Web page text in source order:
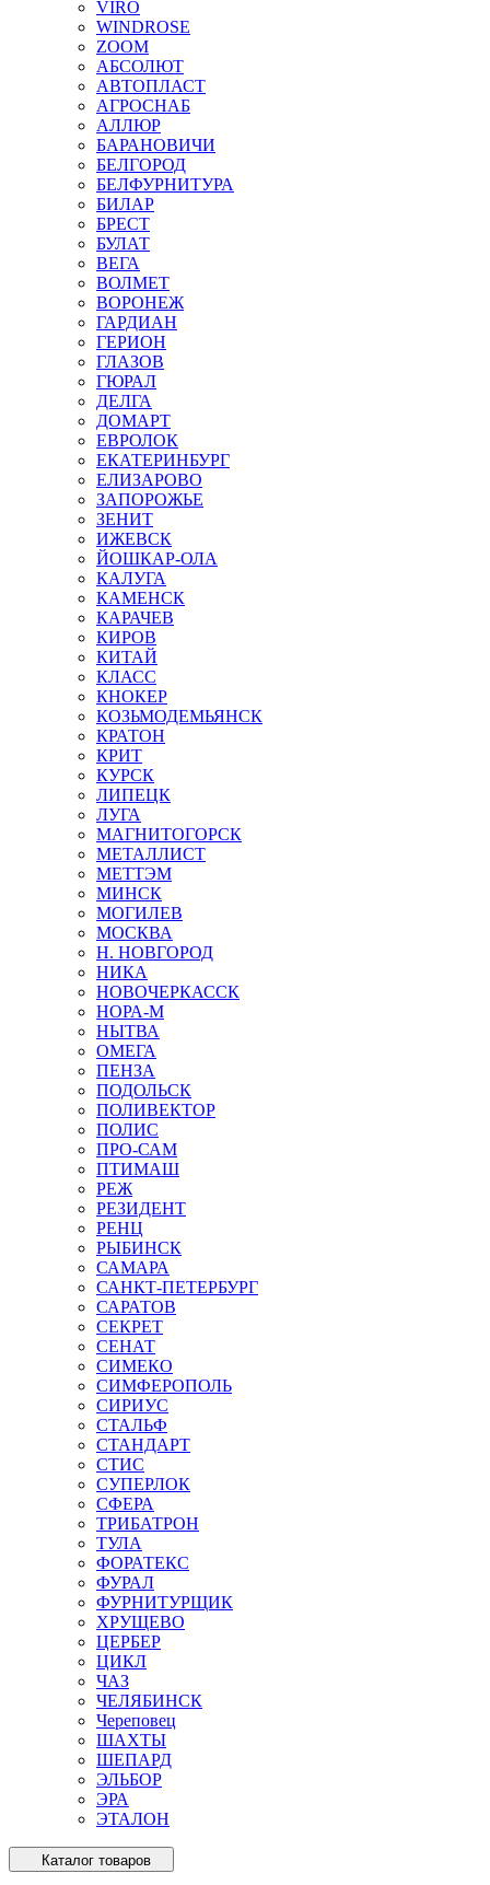
VIRO
WINDROSE
ZOOM
АБСОЛЮТ
АВТОПЛАСТ
АГРОСНАБ
АЛЛЮР
БАРАНОВИЧИ
БЕЛГОРОД
БЕЛФУРНИТУРА
БИЛАР
БРЕСТ
БУЛАТ
ВЕГА
ВОЛМЕТ
ВОРОНЕЖ
ГАРДИАН
ГЕРИОН
ГЛАЗОВ
ГЮРАЛ
ДЕЛГА
ДОМАРТ
ЕВРОЛОК
ЕКАТЕРИНБУРГ
ЕЛИЗАРОВО
ЗАПОРОЖЬЕ
ЗЕНИТ
ИЖЕВСК
ЙОШКАР-ОЛА
КАЛУГА
КАМЕНСК
КАРАЧЕВ
КИРОВ
КИТАЙ
КЛАСС
КНОКЕР
КОЗЬМОДЕМЬЯНСК
КРАТОН
КРИТ
КУРСК
ЛИПЕЦК
ЛУГА
МАГНИТОГОРСК
МЕТАЛЛИСТ
МЕТТЭМ
МИНСК
МОГИЛЕВ
МОСКВА
Н. НОВГОРОД
НИКА
НОВОЧЕРКАССК
НОРА-М
НЫТВА
ОМЕГА
ПЕНЗА
ПОДОЛЬСК
ПОЛИВЕКТОР
ПОЛИС
ПРО-САМ
ПТИМАШ
РЕЖ
РЕЗИДЕНТ
РЕНЦ
РЫБИНСК
САМАРА
САНКТ-ПЕТЕРБУРГ
САРАТОВ
СЕКРЕТ
СЕНАТ
СИМЕКО
СИМФЕРОПОЛЬ
СИРИУС
СТАЛЬФ
СТАНДАРТ
СТИС
СУПЕРЛОК
СФЕРА
ТРИБАТРОН
ТУЛА
ФОРАТЕКС
ФУРАЛ
ФУРНИТУРЩИК
ХРУЩЕВО
ЦЕРБЕР
ЦИКЛ
ЧАЗ
ЧЕЛЯБИНСК
Череповец
ШАХТЫ
ШЕПАРД
ЭЛЬБОР
ЭРА
ЭТАЛОН
Каталог товаров